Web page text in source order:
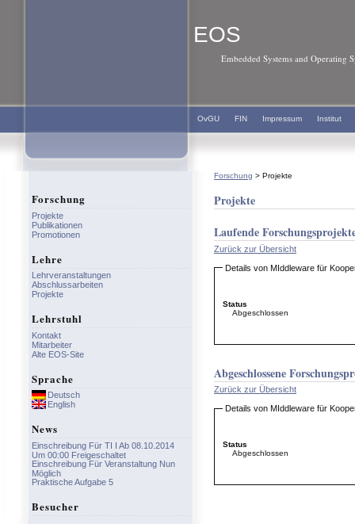
EOS
Embedded Systems and Operating
OvGU FIN Impressum Institut
Forschung > Projekte
Projekte
Laufende
Zurück zur Übersicht
Details von MIddleware für
Status
Abgeschlossen
Abgeschlossene
Zurück zur Übersicht
Details von MIddleware für
Status
Abgeschlossen
Forschung
Projekte
Publikationen
Promotionen
Lehre
Lehrveranstaltungen
Abschlussarbeiten
Projekte
Lehrstuhl
Kontakt
Mitarbeiter
Alte EOS-Site
Sprache
Deutsch
English
News
Einschreibung Für TI I Ab 08.10.2014
Um 00:00 Freigeschaltet
Einschreibung Für Veranstaltung Nun
Möglich
Praktische Aufgabe 5
Besucher